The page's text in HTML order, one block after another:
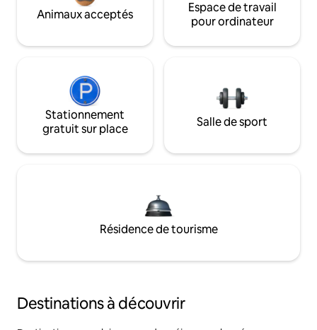
Animaux acceptés
Espace de travail
pour ordinateur
Stationnement
gratuit sur place
Salle de sport
Résidence de tourisme
Destinations à découvrir